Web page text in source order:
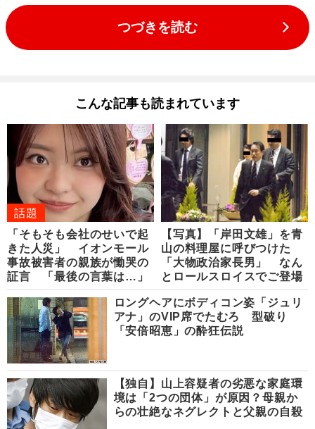
つづきを読む
こんな記事も読まれています
話題
「そもそも会社のせいで起
きた人災」 イオンモール
事故被害者の親族が慟哭の
証言 「最後の言葉は…」
【写真】「岸田文雄」を青
山の料理屋に呼びつけた
「大物政治家長男」 なん
とロールスロイスでご登場
ロングヘアにボディコン姿「ジュリ
アナ」のVIP席でたむろ 型破り
「安倍昭恵」の酔狂伝説
【独自】山上容疑者の劣悪な家庭環
境は「2つの団体」が原因？母親か
らの壮絶なネグレクトと父親の自殺